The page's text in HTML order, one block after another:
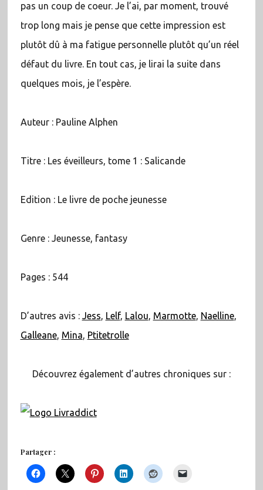
pas un coup de coeur. Je l’ai, par moment, trouvé
trop long mais je pense que cette impression est
plutôt dû à ma fatigue personnelle plutôt qu’un réel
défaut du livre. En tout cas, je lirai la suite dans
quelques mois, je l’espère.
Auteur : Pauline Alphen
Titre : Les éveilleurs, tome 1 : Salicande
Edition : Le livre de poche jeunesse
Genre : Jeunesse, fantasy
Pages : 544
D’autres avis : Jess, Lelf, Lalou, Marmotte, Naelline,
Galleane, Mina, Ptitetrolle
Découvrez également d’autres chroniques sur :
Partager :